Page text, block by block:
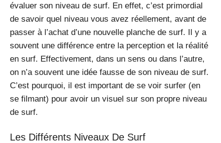
évaluer son niveau de surf. En effet, c’est primordial
de savoir quel niveau vous avez réellement, avant de
passer à l’achat d’une nouvelle planche de surf. Il y a
souvent une différence entre la perception et la réalité
en surf. Effectivement, dans un sens ou dans l’autre,
on n’a souvent une idée fausse de son niveau de surf.
C’est pourquoi, il est important de se voir surfer (en
se filmant) pour avoir un visuel sur son propre niveau
de surf.
Les Différents Niveaux De Surf